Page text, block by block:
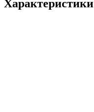
Характеристики